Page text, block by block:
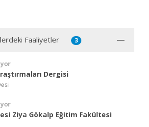
Faaliyetler 3
Dergisi
Ziya Gökalp Eğitim Fakültesi